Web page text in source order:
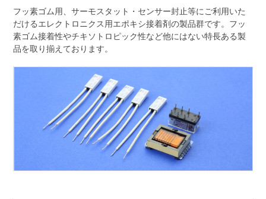
フッ素ゴム用、サーモスタット・センサー封止等にご利用いた
だけるエレクトロニクス用エポキシ接着剤の製品群です。フッ
素ゴム接着性やチキソトロピック性など他にはない特長ある製
品を取り揃えております。